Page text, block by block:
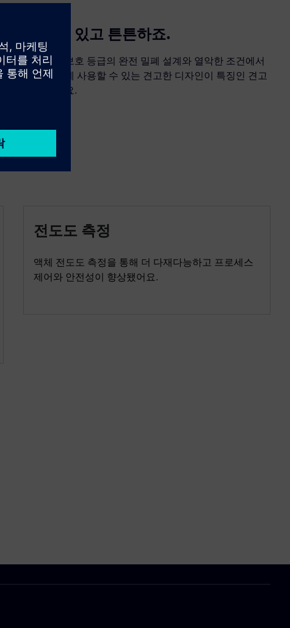
믿을 수 있고 튼튼하죠.
IP67/IP68 보호 등급의 완전 밀폐 설계와 열악한 조건에서
도 안전하게 사용할 수 있는 견고한 디자인이 특징인 견고
한 센서예요.
전도도 측정
액체 전도도 측정을 통해 더 다재다능하고 프로세스
제어와 안전성이 향상됐어요.